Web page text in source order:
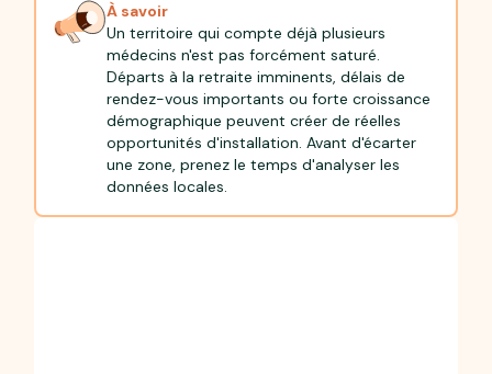
À savoir
Un territoire qui compte déjà plusieurs
médecins n'est pas forcément saturé.
Départs à la retraite imminents, délais de
rendez-vous importants ou forte croissance
démographique peuvent créer de réelles
opportunités d'installation. Avant d'écarter
une zone, prenez le temps d'analyser les
données locales.